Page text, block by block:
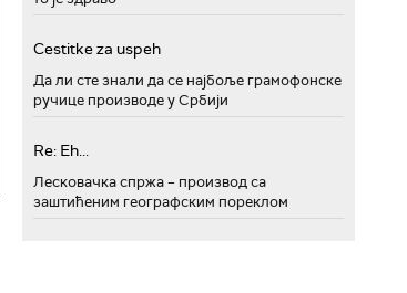
Cestitke za uspeh
Да ли сте знали да се најбоље грамофонске
ручице производе у Србији
Re: Eh...
Лесковачка спржа – производ са
заштићеним географским пореклом